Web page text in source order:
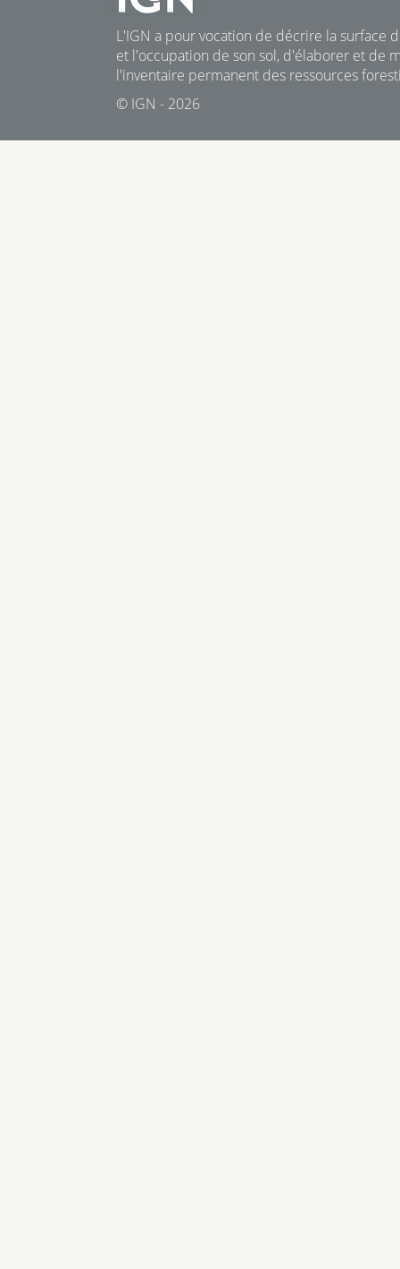
L'IGN a pour vocation de décrire la surface
et l'occupation de son sol, d'élaborer et de
l'inventaire permanent des ressources
© IGN - 2026